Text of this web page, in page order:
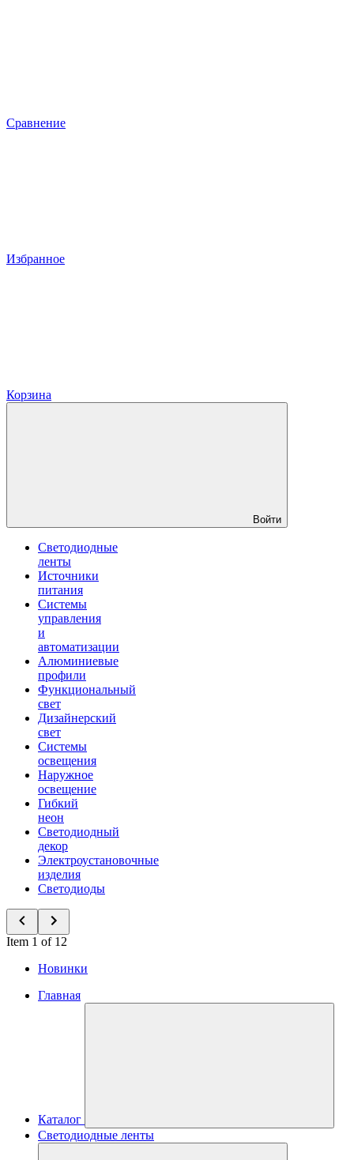
Сравнение
Избранное
Корзина
Войти
Светодиодные
ленты
Источники
питания
Системы
управления
и
автоматизации
Алюминиевые
профили
Функциональный
свет
Дизайнерский
свет
Системы
освещения
Наружное
освещение
Гибкий
неон
Светодиодный
декор
Электроустановочные
изделия
Светодиоды
Item 1 of 12
Новинки
Главная
Каталог
Светодиодные ленты